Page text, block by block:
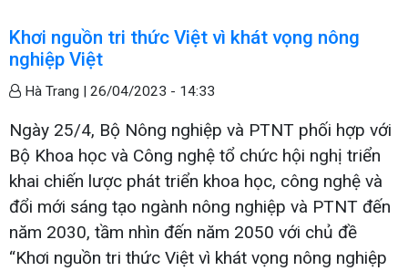
Khơi nguồn tri thức Việt vì khát vọng nông
nghiệp Việt
Hà Trang | 26/04/2023 - 14:33
Ngày 25/4, Bộ Nông nghiệp và PTNT phối hợp với
Bộ Khoa học và Công nghệ tổ chức hội nghị triển
khai chiến lược phát triển khoa học, công nghệ và
đổi mới sáng tạo ngành nông nghiệp và PTNT đến
năm 2030, tầm nhìn đến năm 2050 với chủ đề
“Khơi nguồn tri thức Việt vì khát vọng nông nghiệp